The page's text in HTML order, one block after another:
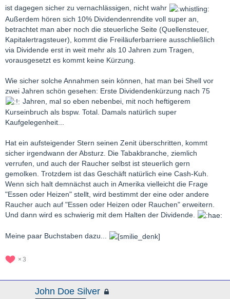
ist dagegen sicher zu vernachlässigen, nicht wahr
Außerdem hören sich 10% Dividendenrendite voll super an,
betrachtet man aber noch die steuerliche Seite (Quellensteuer,
Kapitalertragsteuer), kommt die Freiläuferbarriere ausschließlich
via Dividende erst in weit mehr als 10 Jahren zum Tragen,
vorausgesetzt es kommt keine Kürzung.
Wie sicher solche Annahmen sein können, hat man bei Shell vor
zwei Jahren schön gesehen: Erste Dividendenkürzung nach 75
Jahren, mal so eben nebenbei, mit noch heftigerem
Kurseinbruch als bspw. Total. Damals natürlich super
Kaufgelegenheit...
Hat ein aufsteigender Stern seinen Zenit überschritten, kommt
sicher irgendwann der Absturz. Die Tabakbranche, ziemlich
verrufen, und auch der Raucher selbst ist steuerlich gern
gemolken. Trotzdem ist das Geschäft natürlich eine Cash-Kuh.
Wenn sich halt demnächst auch in Amerika vielleicht die Frage
"Essen oder Heizen" stellt, wird bestimmt der eine oder andere
Raucher auch auf "Essen oder Heizen oder Rauchen" erweitern.
Und dann wird es schwierig mit dem Halten der Dividende.
Meine paar Buchstaben dazu...
3
John Doe Silver